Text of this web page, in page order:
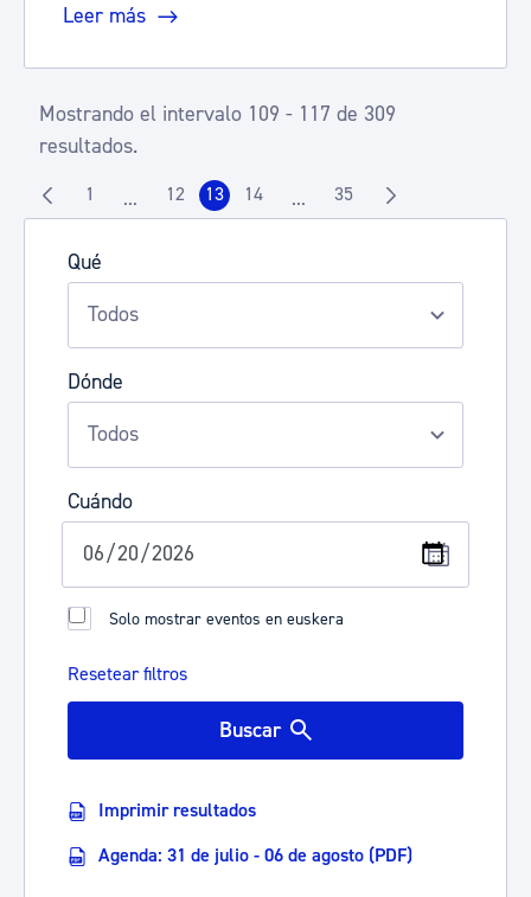
Qué
Dónde
Cuándo
Solo mostrar eventos en euskera
Resetear filtros
Buscar
Imprimir resultados
Agenda: 31 de julio - 06 de agosto (PDF)
Leer más
Mostrando el intervalo 109 - 117 de 309
resultados.
Página
1 ...Páginas intermedias Use TAB para desplazarse.
Página
12 Página
13 Página
14 ...Páginas intermedias Use
Página
35